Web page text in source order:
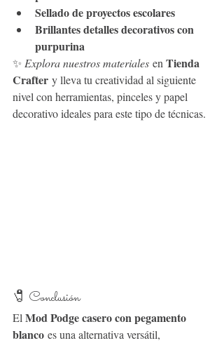
Sellado de proyectos escolares
Brillantes detalles decorativos con
purpurina
✨ Explora nuestros materiales en Tienda
Crafter y lleva tu creatividad al siguiente
nivel con herramientas, pinceles y papel
decorativo ideales para este tipo de técnicas.
🧷 Conclusión
El Mod Podge casero con pegamento
blanco es una alternativa versátil,